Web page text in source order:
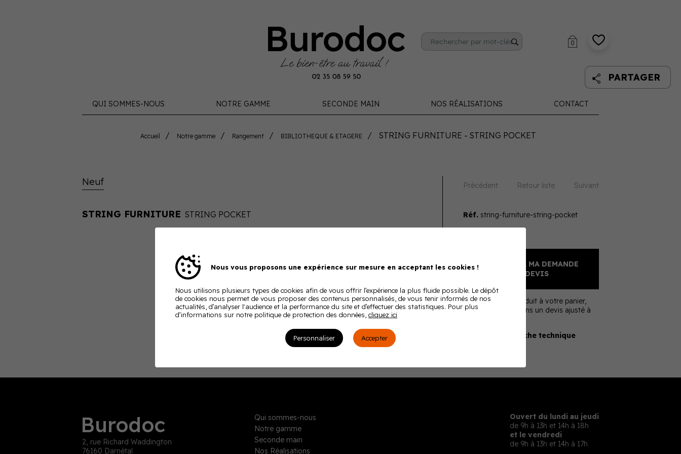
0
QUI SOMMES-NOUS NOTRE GAMME SECONDE MAIN NOS RÉALISATIONS CONTACT
PARTAGER
Accueil Notre gamme Rangement BIBLIOTHEQUE & ETAGERE STRING FURNITURE - STRING POCKET
Neuf
STRING FURNITURE STRING POCKET
Précédent Retour liste Suivant
Réf.string-furniture-string-pocket
AJOUTER À MA DEMANDE
DE DEVIS
En ajoutant ce produit à votre panier,
nous vous enverrons un devis ajusté à
Télécharger la fiche technique
Burodoc
2, rue Richard Waddington
76160 Darnétal
Qui sommes-nous
Notre gamme
Seconde main
Nos Réalisations
Ouvert du lundi au jeudi
de 9h à 13h et 14h à 18h
et le vendredi
de 9h à 13h et 14h à 17h
Nous vous proposons une expérience sur mesure en acceptant les cookies !
Nous utilisons plusieurs types de cookies afin de vous offrir l’expérience la plus fluide possible. Le dépôt
de cookies nous permet de vous proposer des contenus personnalisés, de vous tenir informés de nos
actualités, d’analyser l'audience et la performance du site et d’effectuer des statistiques. Pour plus
d’informations sur notre politique de protection des données, cliquez ici
Personnaliser Accepter